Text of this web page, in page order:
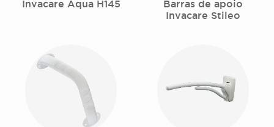
Invacare Aqua H145
Barras de apoio
Invacare Stileo